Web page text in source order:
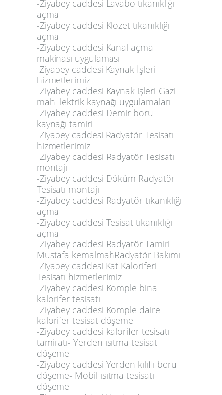
-Ziyabey caddesi Lavabo tıkanıklığı
açma
-Ziyabey caddesi Klozet tıkanıklığı
açma
-Ziyabey caddesi Kanal açma
makinası uygulaması
Ziyabey caddesi Kaynak İşleri
hizmetlerimiz
-Ziyabey caddesi Kaynak işleri-Gazi
mahElektrik kaynağı uygulamaları
-Ziyabey caddesi Demir boru
kaynağı tamiri
Ziyabey caddesi Radyatör Tesisatı
hizmetlerimiz
-Ziyabey caddesi Radyatör Tesisatı
montajı
-Ziyabey caddesi Döküm Radyatör
Tesisatı montajı
-Ziyabey caddesi Radyatör tıkanıklığı
açma
-Ziyabey caddesi Tesisat tıkanıklığı
açma
-Ziyabey caddesi Radyatör Tamiri-
Mustafa kemalmahRadyatör Bakımı
Ziyabey caddesi Kat Kaloriferi
Tesisatı hizmetlerimiz
-Ziyabey caddesi Komple bina
kalorifer tesisatı
-Ziyabey caddesi Komple daire
kalorifer tesisat döşeme
-Ziyabey caddesi kalorifer tesisatı
tamiratı- Yerden ısıtma tesisat
döşeme
-Ziyabey caddesi Yerden kılıflı boru
döşeme- Mobil ısıtma tesisatı
döşeme